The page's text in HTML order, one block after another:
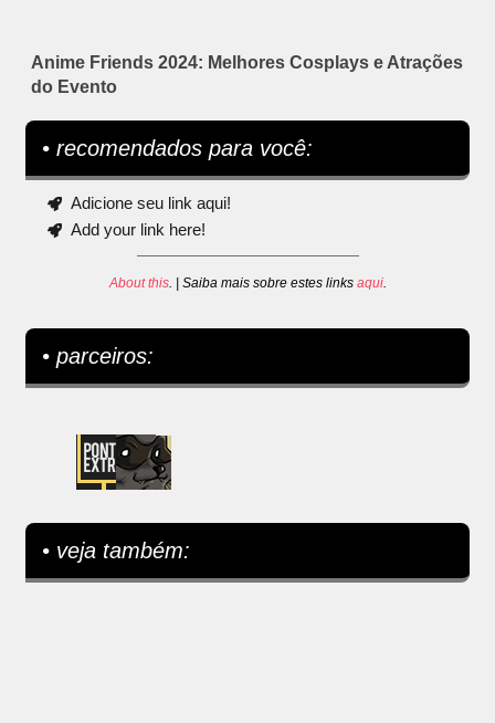
Anime Friends 2024: Melhores Cosplays e Atrações
do Evento
• recomendados para você:
Adicione seu link aqui!
Add your link here!
About this. | Saiba mais sobre estes links aqui.
• parceiros:
• veja também: